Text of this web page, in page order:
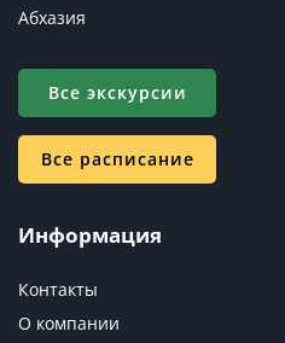
Абхазия
Все экскурсии
Все расписание
Информация
Контакты
О компании